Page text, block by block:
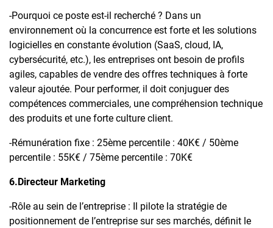
-Pourquoi ce poste est-il recherché ? Dans un
environnement où la concurrence est forte et les solutions
logicielles en constante évolution (SaaS, cloud, IA,
cybersécurité, etc.), les entreprises ont besoin de profils
agiles, capables de vendre des offres techniques à forte
valeur ajoutée. Pour performer, il doit conjuguer des
compétences commerciales, une compréhension technique
des produits et une forte culture client.
-Rémunération fixe : 25ème percentile : 40K€ / 50ème
percentile : 55K€ / 75ème percentile : 70K€
6.Directeur Marketing
-Rôle au sein de l’entreprise : Il pilote la stratégie de
positionnement de l’entreprise sur ses marchés, définit le